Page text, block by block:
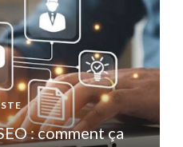
: comment ça